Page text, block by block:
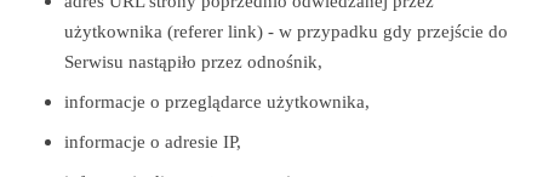
użytkownika (referer link) - w przypadku gdy przejście do
Serwisu nastąpiło przez odnośnik,
informacje o przeglądarce użytkownika,
informacje o adresie IP,